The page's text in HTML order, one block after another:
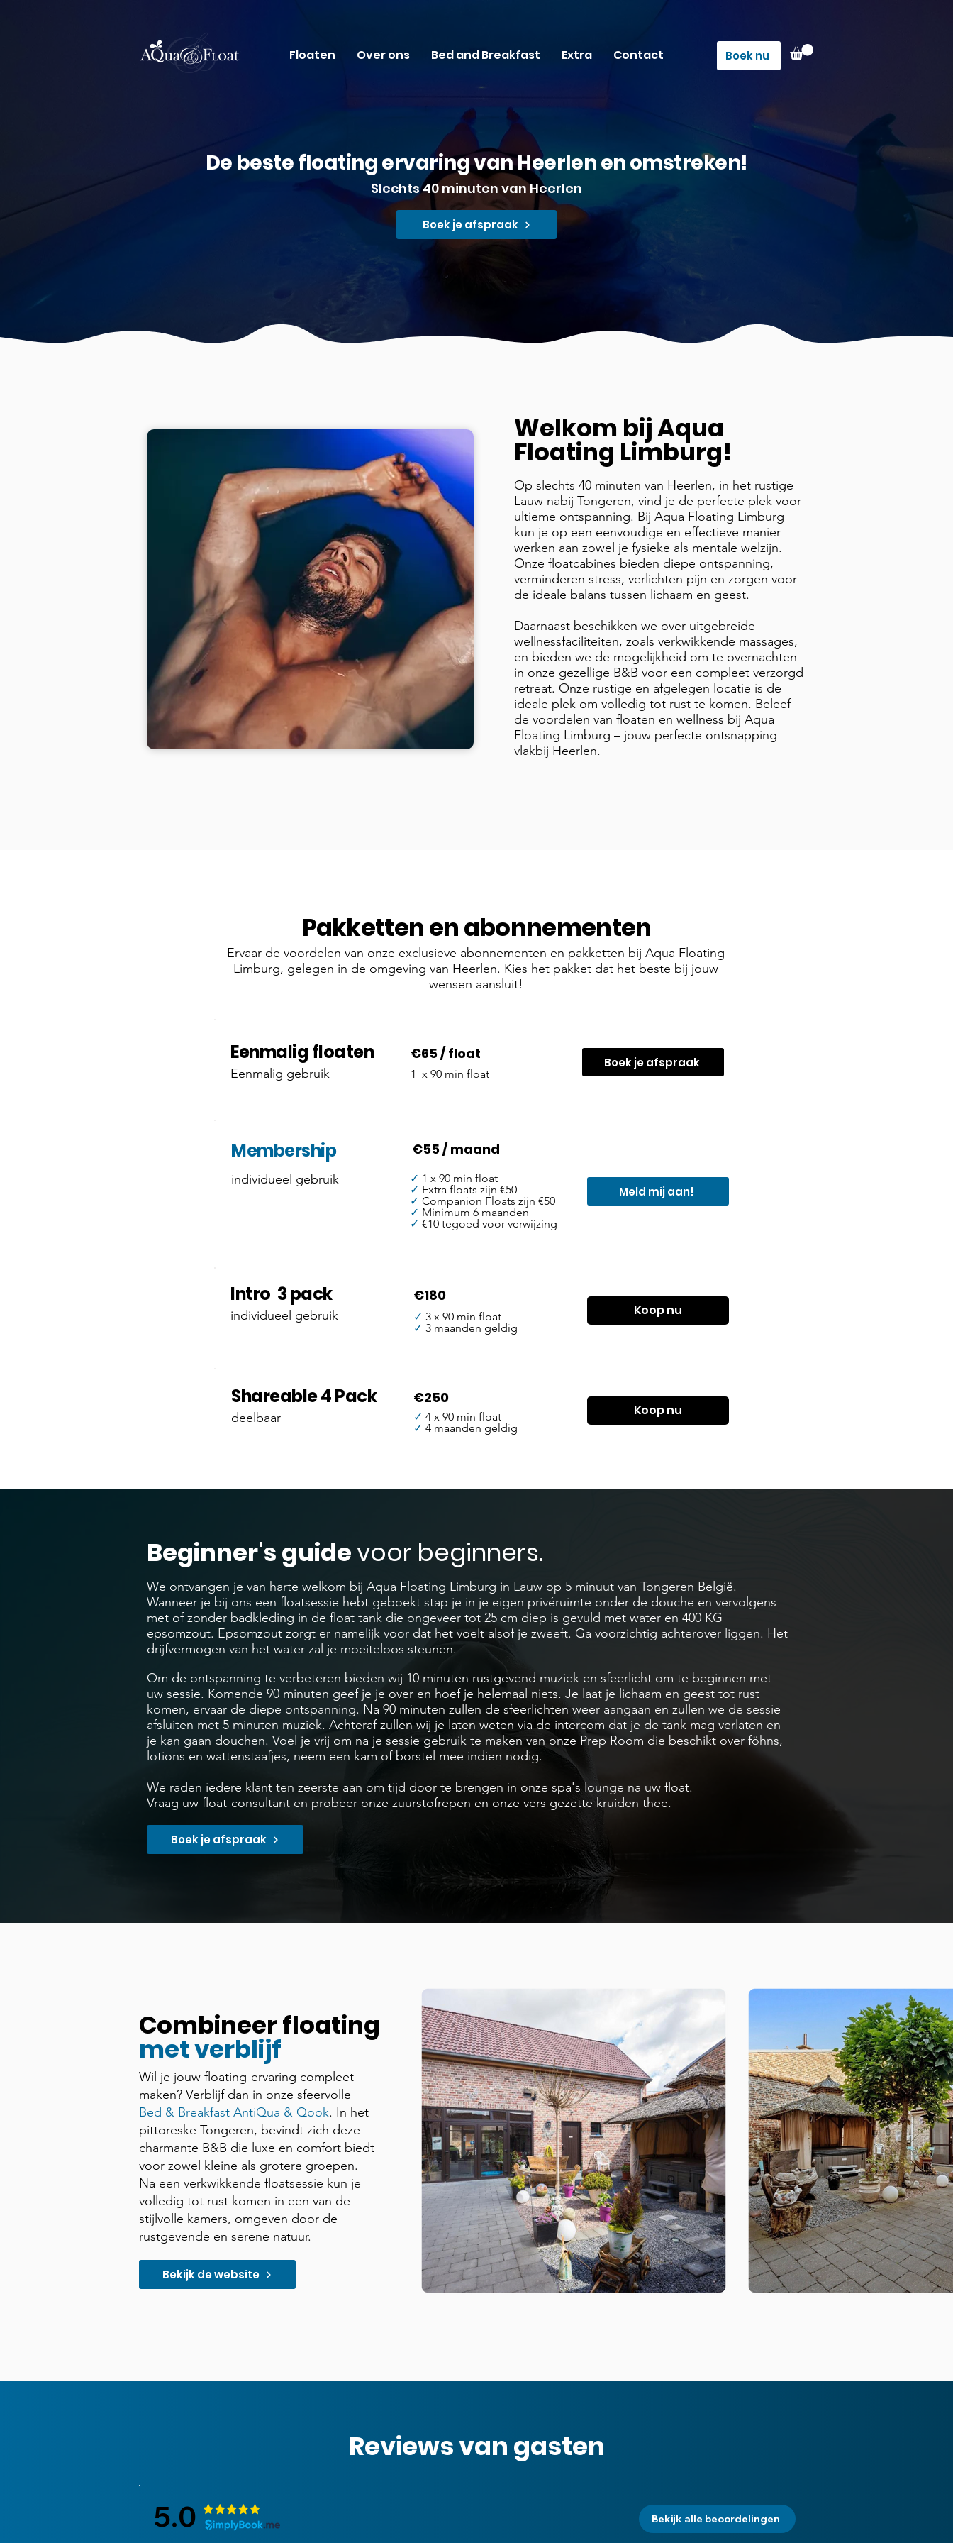
Floaten Over ons Bed and Breakfast Extra Contact Boek nu
De beste floating ervaring van Heerlen en omstreken!
​Slechts 40 minuten van Heerlen
Boek je afspraak
Welkom bij Aqua
Floating Limburg!
Op slechts 40 minuten van Heerlen, in het rustige
Lauw nabij Tongeren, vind je de perfecte plek voor
ultieme ontspanning. Bij Aqua Floating Limburg
kun je op een eenvoudige en effectieve manier
werken aan zowel je fysieke als mentale welzijn.
Onze floatcabines bieden diepe ontspanning,
verminderen stress, verlichten pijn en zorgen voor
de ideale balans tussen lichaam en geest.
Daarnaast beschikken we over uitgebreide
wellnessfaciliteiten, zoals verkwikkende massages,
en bieden we de mogelijkheid om te overnachten
in onze gezellige B&B voor een compleet verzorgd
retreat. Onze rustige en afgelegen locatie is de
ideale plek om volledig tot rust te komen. Beleef
de voordelen van floaten en wellness bij Aqua
Floating Limburg – jouw perfecte ontsnapping
vlakbij Heerlen.
Pakketten en abonnementen
Ervaar de voordelen van onze exclusieve abonnementen en pakketten bij Aqua Floating
Limburg, gelegen in de omgeving van Heerlen. Kies het pakket dat het beste bij jouw
wensen aansluit!
Eenmalig floaten
Eenmalig gebruik
€65 / float
1 x 90 min float
Boek je afspraak
Membership
individueel gebruik
€55 / maand
✓ 1 x 90 min float
✓ Extra floats zijn €50
✓ Companion Floats zijn €50
✓ Minimum 6 maanden
✓ €10 tegoed voor verwijzing
Meld mij aan!
Intro 3 pack
individueel gebruik
€180
✓ 3 x 90 min float
✓ 3 maanden geldig
Koop nu
Shareable 4 Pack €250
deelbaar ✓ 4 x 90 min float
✓ 4 maanden geldig
Koop nu
Beginner's guidevoor beginners.
We ontvangen je van harte welkom bij Aqua Floating Limburg in Lauw op 5 minuut van Tongeren België.
Wanneer je bij ons een floatsessie hebt geboekt stap je in je eigen privéruimte onder de douche en vervolgens
met of zonder badkleding in de float tank die ongeveer tot 25 cm diep is gevuld met water en 400 KG
epsomzout. Epsomzout zorgt er namelijk voor dat het voelt alsof je zweeft. Ga voorzichtig achterover liggen. Het
drijfvermogen van het water zal je moeiteloos steunen.
Om de ontspanning te verbeteren bieden wij 10 minuten rustgevend muziek en sfeerlicht om te beginnen met
uw sessie. Komende 90 minuten geef je je over en hoef je helemaal niets. Je laat je lichaam en geest tot rust
komen, ervaar de diepe ontspanning. Na 90 minuten zullen de sfeerlichten weer aangaan en zullen we de sessie
afsluiten met 5 minuten muziek. Achteraf zullen wij je laten weten via de intercom dat je de tank mag verlaten en
je kan gaan douchen. Voel je vrij om na je sessie gebruik te maken van onze Prep Room die beschikt over föhns,
lotions en wattenstaafjes, neem een kam of borstel mee indien nodig.
We raden iedere klant ten zeerste aan om tijd door te brengen in onze spa's lounge na uw float.
Vraag uw float-consultant en probeer onze zuurstofrepen en onze vers gezette kruiden thee.
Boek je afspraak
Combineer floating
met verblijf
Wil je jouw floating-ervaring compleet
maken? Verblijf dan in onze sfeervolle
Bed & Breakfast AntiQua & Qook. In het
pittoreske Tongeren, bevindt zich deze
charmante B&B die luxe en comfort biedt
voor zowel kleine als grotere groepen.
Na een verkwikkende floatsessie kun je
volledig tot rust komen in een van de
stijlvolle kamers, omgeven door de
rustgevende en serene natuur.
Bekijk de website
Reviews van gasten
5.0 Bekijk alle beoordelingen